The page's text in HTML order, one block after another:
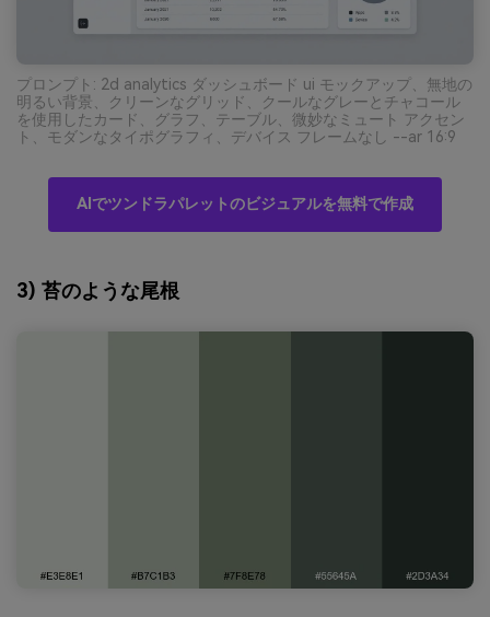
プロンプト: 2d analytics ダッシュボード ui モックアップ、無地の
明るい背景、クリーンなグリッド、クールなグレーとチャコール
を使用したカード、グラフ、テーブル、微妙なミュート アクセン
ト、モダンなタイポグラフィ、デバイス フレームなし --ar 16:9
AIでツンドラパレットのビジュアルを無料で作成
3) 苔のような尾根